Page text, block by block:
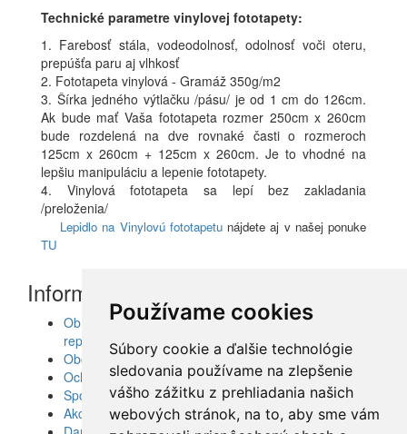
Používame cookies
Súbory cookie a ďalšie technológie
sledovania používame na zlepšenie
vášho zážitku z prehliadania našich
webových stránok, na to, aby sme vám
Technické parametre vinylovej fototapety:
1. Farebosť stála, vodeodolnosť, odolnosť voči oteru,
prepúšťa paru aj vlhkosť
2. Fototapeta vinylová - Gramáž 350g/m2
3. Šírka jedného výtlačku /pásu/ je od 1 cm do 126cm.
Ak bude mať Vaša fototapeta rozmer 250cm x 260cm
bude rozdelená na dve rovnaké časti o rozmeroch
125cm x 260cm + 125cm x 260cm. Je to vhodné na
lepšiu manipuláciu a lepenie fototapety.
4. Vinylová fototapeta sa lepí bez zakladania
/preloženia/
Lepidlo na Vinylovú fototapetunájdete aj v našej ponuke
TU
Informácie
Obrazy, nálepky, fototapety, šablóny, dekorácie,
reprodukcie
Obchodné podmienky
Ochrana osobných údajov
Spolupráca
Akcie a Doručenie